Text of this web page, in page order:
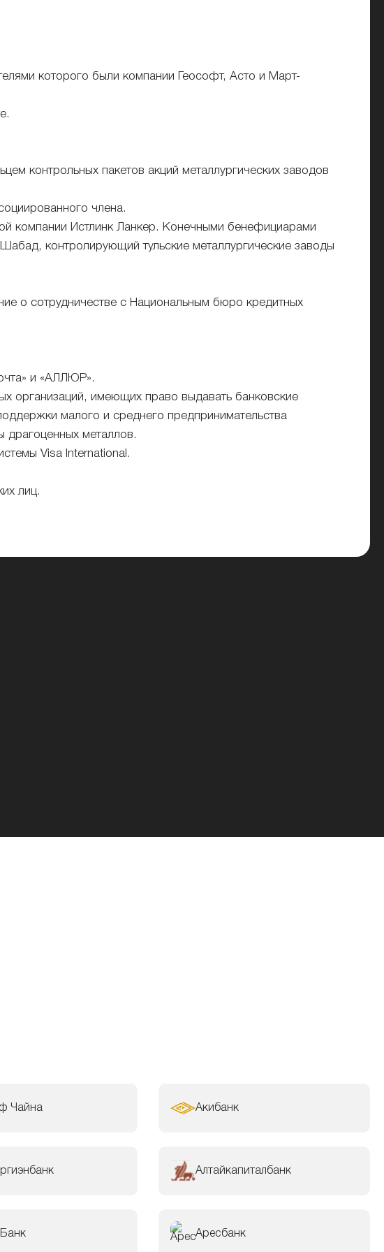
которого были компании Геософт, Асто и Март-
контрольных пакетов акций металлургических заводов
члена.
компании Истлинк Ланкер. Конечными бенефициарами
контролирующий тульские металлургические заводы
о сотрудничестве с Национальным бюро кредитных
и «АЛЛЮР».
организаций, имеющих право выдавать банковские
малого и среднего предпринимательства
драгоценных металлов.
Visa International.
лиц.
Чайна Акибанк
Алтайкапиталбанк
Аресбанк